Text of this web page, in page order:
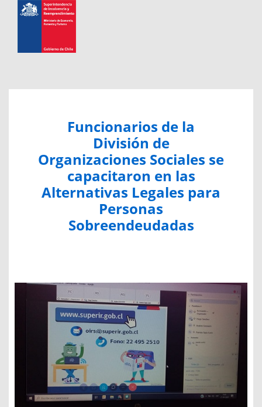
Funcionarios de la
División de
Organizaciones Sociales se
capacitaron en las
Alternativas Legales para
Personas
Sobreendeudadas